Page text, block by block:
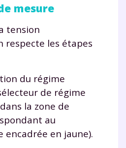
mesure
tension
respecte les étapes
du régime
de régime
la zone de
au
encadrée en jaune).